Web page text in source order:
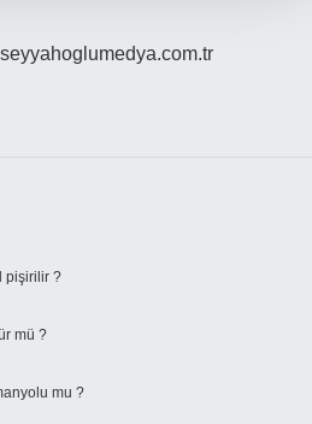
seyyahoglumedya.com.tr
pişirilir ?
mü ?
mu ?